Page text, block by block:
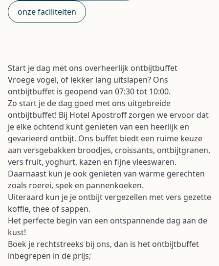
onze faciliteiten
Start je dag met ons overheerlijk ontbijtbuffet
Vroege vogel, of lekker lang uitslapen? Ons
ontbijtbuffet is geopend van 07:30 tot 10:00.
Zo start je de dag goed met ons uitgebreide
ontbijtbuffet! Bij Hotel Apostroff zorgen we ervoor dat
je elke ochtend kunt genieten van een heerlijk en
gevarieerd ontbijt. Ons buffet biedt een ruime keuze
aan versgebakken broodjes, croissants, ontbijtgranen,
vers fruit, yoghurt, kazen en fijne vleeswaren.
Daarnaast kun je ook genieten van warme gerechten
zoals roerei, spek en pannenkoeken.
Uiteraard kun je je ontbijt vergezellen met vers gezette
koffie, thee of sappen.
Het perfecte begin van een ontspannende dag aan de
kust!
Boek je rechtstreeks bij ons, dan is het ontbijtbuffet
inbegrepen in de prijs;